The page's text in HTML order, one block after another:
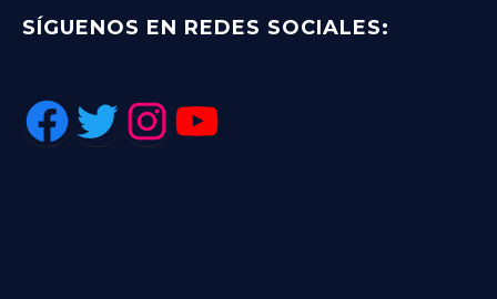
SÍGUENOS EN REDES SOCIALES: